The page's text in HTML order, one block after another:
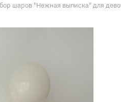
шаров "Нежная выписка" для